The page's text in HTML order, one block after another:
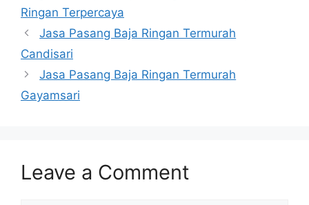
Ringan Terpercaya
Jasa Pasang Baja Ringan Termurah
Candisari
Jasa Pasang Baja Ringan Termurah
Gayamsari
Leave a Comment